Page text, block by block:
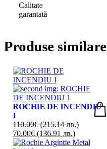
Calitate
garantată
Produse similare
ROCHIE DE INCENDIU
I
110.00€ (215.14 лв.)
70.00€ (136.91 лв.)